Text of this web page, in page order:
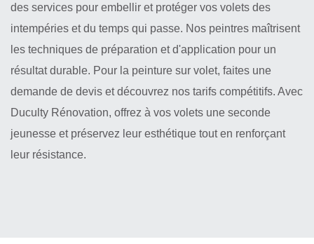
des services pour embellir et protéger vos volets des
intempéries et du temps qui passe. Nos peintres maîtrisent
les techniques de préparation et d'application pour un
résultat durable. Pour la peinture sur volet, faites une
demande de devis et découvrez nos tarifs compétitifs. Avec
Duculty Rénovation, offrez à vos volets une seconde
jeunesse et préservez leur esthétique tout en renforçant
leur résistance.